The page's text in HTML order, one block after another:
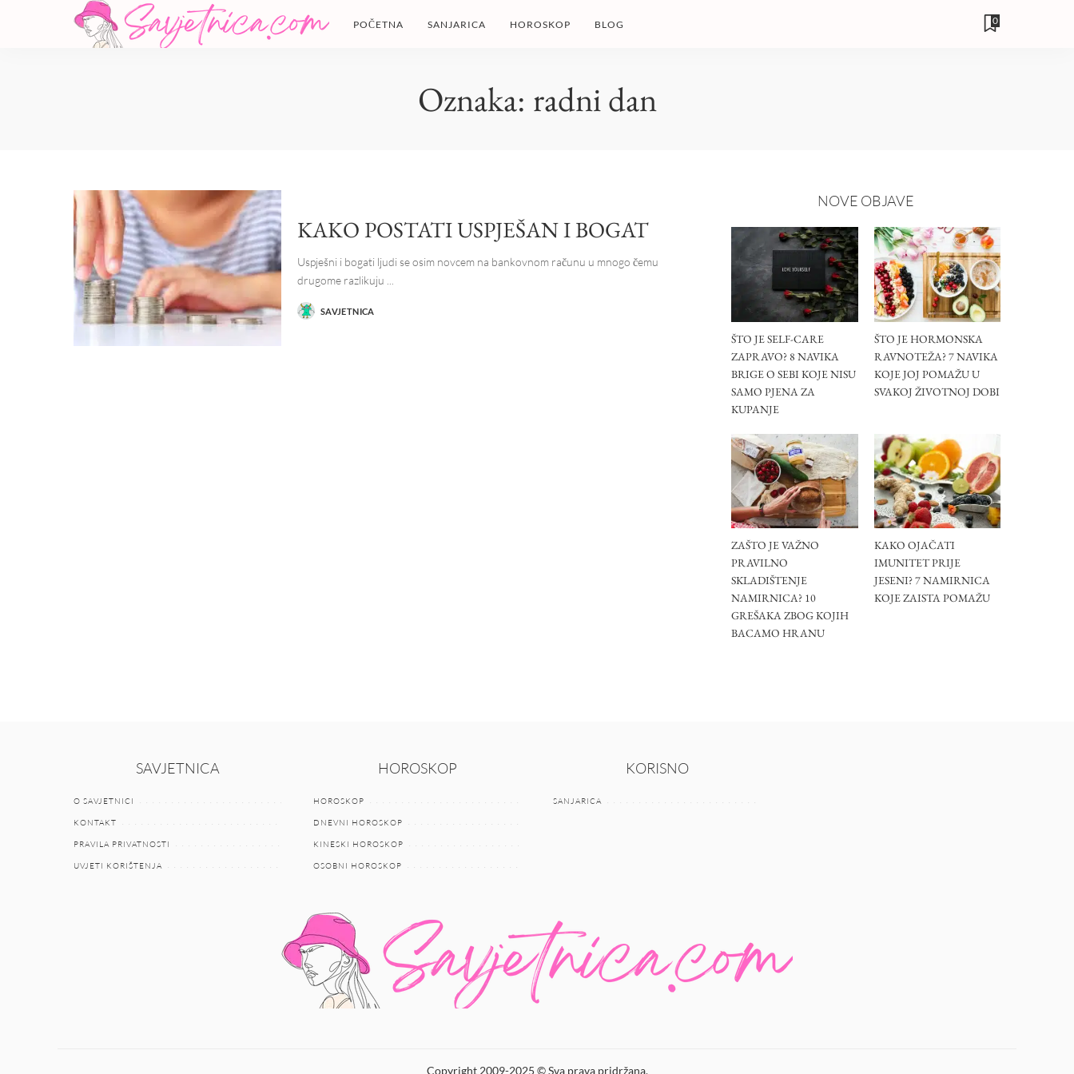
POČETNA SANJARICA HOROSKOP BLOG 0
Oznaka: radni dan
KAKO POSTATI USPJEŠAN I BOGAT
Uspješni i bogati ljudi se osim novcem na bankovnom računu u mnogo čemu
drugome razlikuju
POSTED
BY
SAVJETNICA
NOVE OBJAVE
ŠTO JE SELF-CARE
ZAPRAVO? 8 NAVIKA
BRIGE O SEBI KOJE NISU
SAMO PJENA ZA
KUPANJE
ŠTO JE HORMONSKA
RAVNOTEŽA? 7 NAVIKA
KOJE JOJ POMAŽU U
SVAKOJ ŽIVOTNOJ DOBI
ZAŠTO JE VAŽNO
PRAVILNO
SKLADIŠTENJE
NAMIRNICA? 10
GREŠAKA ZBOG KOJIH
BACAMO HRANU
KAKO OJAČATI
IMUNITET PRIJE
JESENI? 7 NAMIRNICA
KOJE ZAISTA POMAŽU
SAVJETNICA
O SAVJETNICI
KONTAKT
PRAVILA PRIVATNOSTI
UVJETI KORIŠTENJA
HOROSKOP
HOROSKOP
DNEVNI HOROSKOP
KINESKI HOROSKOP
OSOBNI HOROSKOP
KORISNO
SANJARICA
Copyright 2009-2025 © Sva prava pridržana.